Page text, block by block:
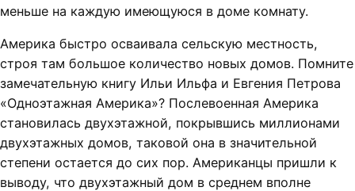
меньше на каждую имеющуюся в доме комнату.
Америка быстро осваивала сельскую местность,
строя там большое количество новых домов. Помните
замечательную книгу Ильи Ильфа и Евгения Петрова
«Одноэтажная Америка»? Послевоенная Америка
становилась двухэтажной, покрывшись миллионами
двухэтажных домов, таковой она в значительной
степени остается до сих пор. Американцы пришли к
выводу, что двухэтажный дом в среднем вполне